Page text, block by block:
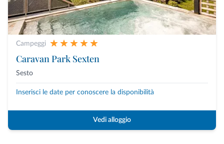
Campeggi
Caravan Park Sexten
Sesto
Inserisci le date per conoscere la disponibilità
Vedi alloggio